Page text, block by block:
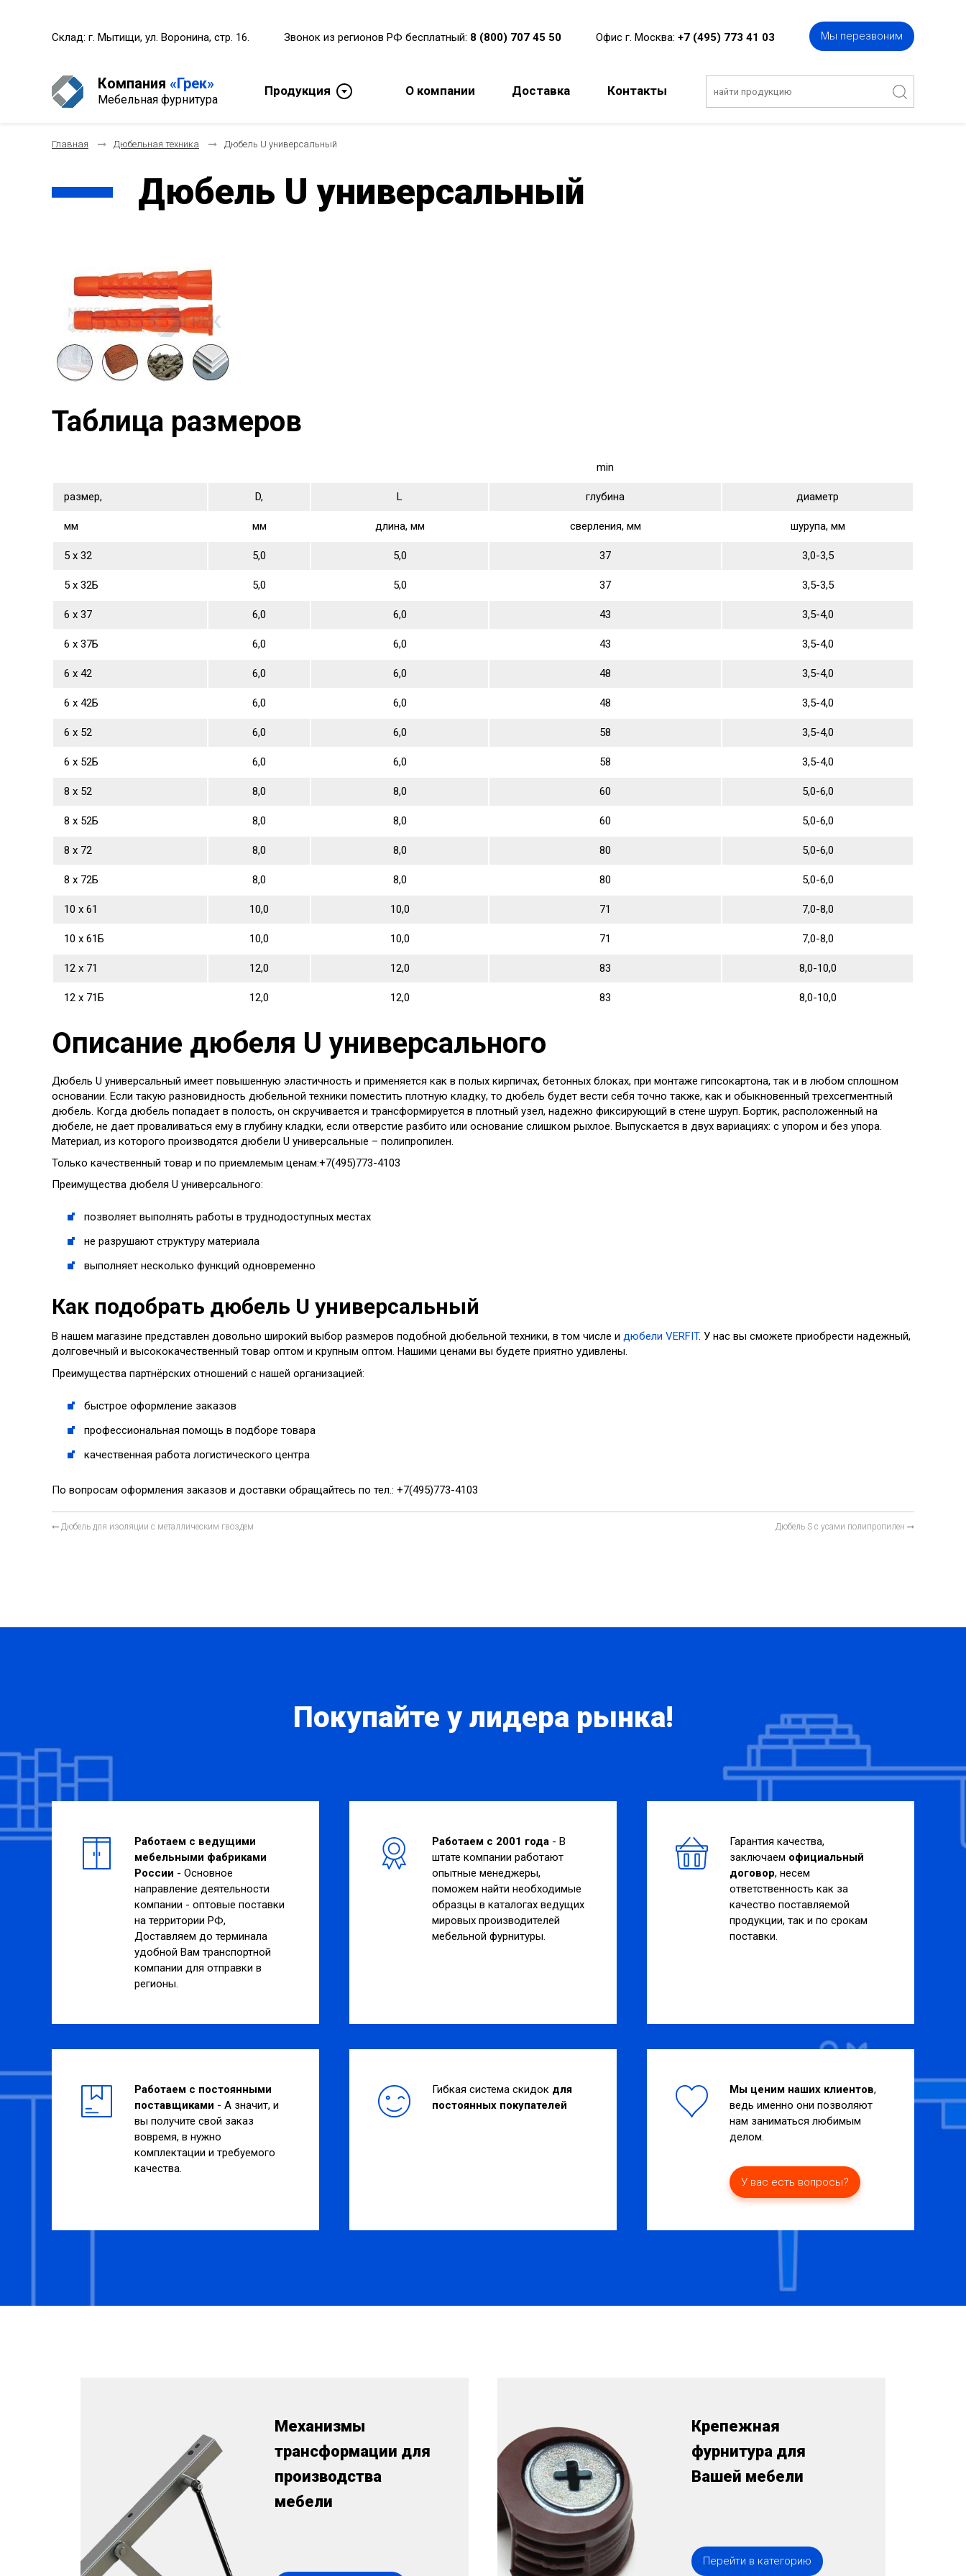
Склад: г. Мытищи, ул. Воронина, стр. 16. Звонок из регионов РФ бесплатный: 8 (800) 707 45 50 Офис г. Москва: +7 (495) 773 41 03 Мы перезвоним
Компания «Грек»
Мебельная фурнитура
Продукция О компании Доставка Контакты
Главная Дюбельная техника Дюбель U универсальный
Дюбель U универсальный
Таблица размеров
min
размер, D, L глубина диаметр
мм мм длина, мм сверления, мм шурупа, мм
5 х 32 5,0 5,0 37 3,0-3,5
5 х 32Б 5,0 5,0 37 3,5-3,5
6 х 37 6,0 6,0 43 3,5-4,0
6 х 37Б 6,0 6,0 43 3,5-4,0
6 х 42 6,0 6,0 48 3,5-4,0
6 х 42Б 6,0 6,0 48 3,5-4,0
6 х 52 6,0 6,0 58 3,5-4,0
6 х 52Б 6,0 6,0 58 3,5-4,0
8 х 52 8,0 8,0 60 5,0-6,0
8 х 52Б 8,0 8,0 60 5,0-6,0
8 х 72 8,0 8,0 80 5,0-6,0
8 х 72Б 8,0 8,0 80 5,0-6,0
10 х 61 10,0 10,0 71 7,0-8,0
10 х 61Б 10,0 10,0 71 7,0-8,0
12 х 71 12,0 12,0 83 8,0-10,0
12 х 71Б 12,0 12,0 83 8,0-10,0
Описание дюбеля U универсального
Дюбель U универсальный имеет повышенную эластичность и применяется как в полых кирпичах, бетонных блоках, при монтаже гипсокартона, так и в любом сплошном
основании. Если такую разновидность дюбельной техники поместить плотную кладку, то дюбель будет вести себя точно также, как и обыкновенный трехсегментный
дюбель. Когда дюбель попадает в полость, он скручивается и трансформируется в плотный узел, надежно фиксирующий в стене шуруп. Бортик, расположенный на
дюбеле, не дает проваливаться ему в глубину кладки, если отверстие разбито или основание слишком рыхлое. Выпускается в двух вариациях: с упором и без упора.
Материал, из которого производятся дюбели U универсальные – полипропилен.
Только качественный товар и по приемлемым ценам:+7(495)773-4103
Преимущества дюбеля U универсального:
позволяет выполнять работы в труднодоступных местах
не разрушают структуру материала
выполняет несколько функций одновременно
Как подобрать дюбель U универсальный
В нашем магазине представлен довольно широкий выбор размеров подобной дюбельной техники, в том числе и дюбели VERFIT. У нас вы сможете приобрести надежный,
долговечный и высококачественный товар оптом и крупным оптом. Нашими ценами вы будете приятно удивлены.
Преимущества партнёрских отношений с нашей организацией:
быстрое оформление заказов
профессиональная помощь в подборе товара
качественная работа логистического центра
По вопросам оформления заказов и доставки обращайтесь по тел.: +7(495)773-4103
Дюбель для изоляции с металлическим гвоздем Дюбель S с усами полипропилен
Покупайте у лидера рынка!
Работаем с ведущими
мебельными фабриками
России - Основное
направление деятельности
компании - оптовые поставки
на территории РФ,
Доставляем до терминала
удобной Вам транспортной
компании для отправки в
регионы.
Работаем с 2001 года - В
штате компании работают
опытные менеджеры,
поможем найти необходимые
образцы в каталогах ведущих
мировых производителей
мебельной фурнитуры.
Гарантия качества,
заключаем официальный
договор, несем
ответственность как за
качество поставляемой
продукции, так и по срокам
поставки.
Работаем с постоянными
поставщиками - А значит, и
вы получите свой заказ
вовремя, в нужно
комплектации и требуемого
качества.
Гибкая система скидок для
постоянных покупателей
Мы ценим наших клиентов,
ведь именно они позволяют
нам заниматься любимым
делом.
У вас есть вопросы?
Механизмы
трансформации для
производства
мебели
Крепежная
фурнитура для
Вашей мебели
Перейти в категорию